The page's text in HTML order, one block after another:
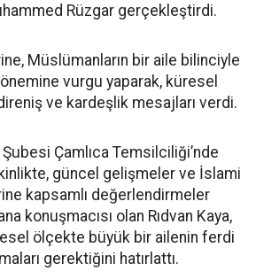
Rüzgar gerçekleştirdi.
Müslümanların bir aile bilinciyle
vurgu yaparak, küresel
ve kardeşlik mesajları verdi.
Çamlıca Temsilciliği’nde
güncel gelişmeler ve İslami
kapsamlı değerlendirmeler
konuşmacısı olan Rıdvan Kaya,
ölçekte büyük bir ailenin ferdi
gerektiğini hatırlattı.